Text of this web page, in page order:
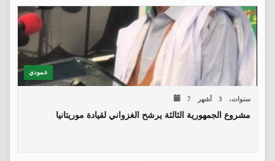
عمودي
7 سنوات، 3 أشهر
مشروع الجمهورية الثالثة يرشح الغزواني لقيادة موريتانيا